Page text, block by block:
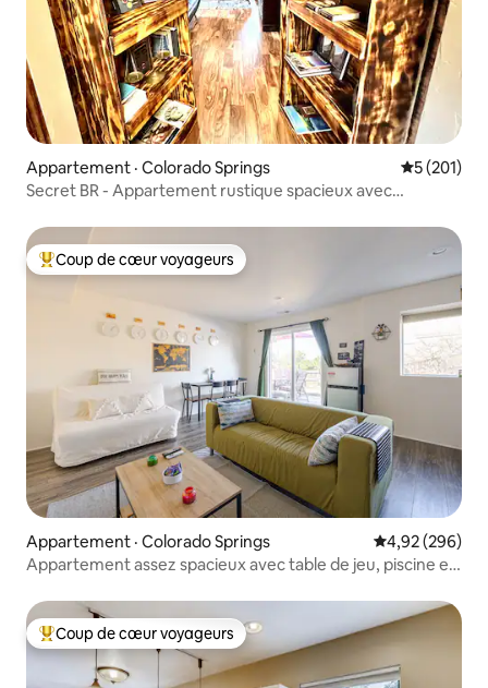
Appartement · Colorado Springs Note
5 (201)
Secret BR - Appartement rustique spacieux avec
Coup de cœur voyageurs parmi les plus aimés
Coup de cœur voyageurs
Appartement · Colorado Springs Note
4,92 (296)
Appartement assez spacieux avec table de jeu, piscine et
Coup de cœur voyageurs parmi les plus aimés
Coup de cœur voyageurs